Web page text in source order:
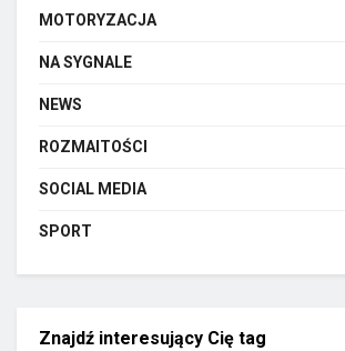
MOTORYZACJA
NA SYGNALE
NEWS
ROZMAITOŚCI
SOCIAL MEDIA
SPORT
Znajdź interesujący Cię tag